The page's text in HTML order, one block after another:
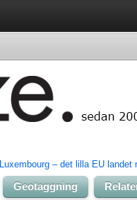
Luxembourg – det lilla EU
Geotaggning